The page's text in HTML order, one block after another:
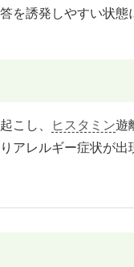
を誘発しやすい状態
こし、 ヒスタミン遊
アレルギー症状が出